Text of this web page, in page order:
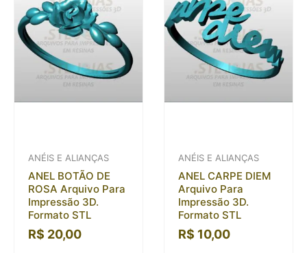
ANÉIS E ALIANÇAS
ANEL BOTÃO DE
ROSA Arquivo Para
Impressão 3D.
Formato STL
R$ 20,00
ANÉIS E ALIANÇAS
ANEL CARPE DIEM
Arquivo Para
Impressão 3D.
Formato STL
R$ 10,00